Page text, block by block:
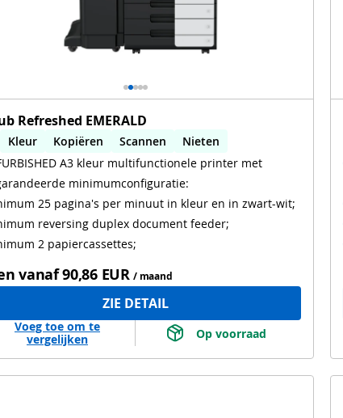
Refreshed EMERALD
Kleur Kopiëren Scannen
Nieten
dubbelzijdig printen
dubbelzijdig scannen
Tweedehands
A3 kleur multifunctionele printer met
minimumconfiguratie:
25 pagina's per minuut in kleur en in zwart-wit;
reversing duplex document feeder;
2 papiercassettes;
vanaf90,86 EUR / maand
ZIE DETAIL
Voeg toe om te
vergelijken
Op voorraad